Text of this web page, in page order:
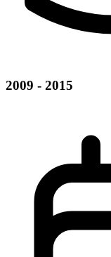
2009 - 2015